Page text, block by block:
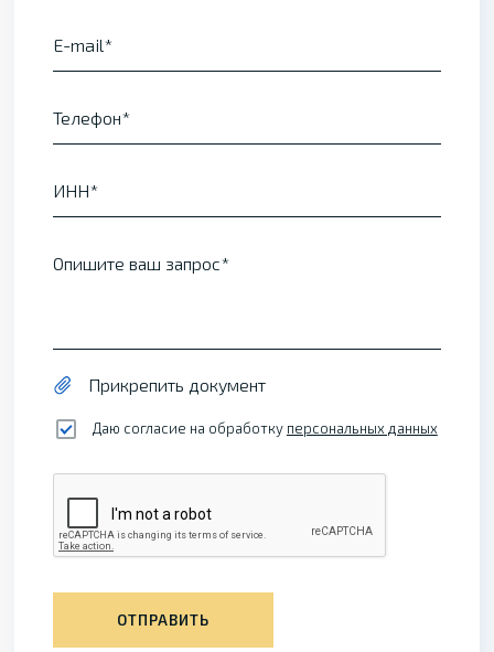
E-mail
Телефон
ИНН
Опишите ваш запрос
Прикрепить документ
Даю согласие на обработку персональных данных
ОТПРАВИТЬ